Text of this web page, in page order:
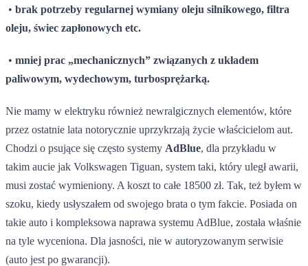
• brak potrzeby regularnej wymiany oleju silnikowego, filtra
oleju, świec zapłonowych etc.
• mniej prac „mechanicznych” związanych z układem
paliwowym, wydechowym, turbosprężarką.
Nie mamy w elektryku również newralgicznych elementów, które
przez ostatnie lata notorycznie uprzykrzają życie właścicielom aut.
Chodzi o psujące się często systemy AdBlue, dla przykładu w
takim aucie jak Volkswagen Tiguan, system taki, który uległ awarii,
musi zostać wymieniony. A koszt to całe 18500 zł. Tak, też byłem w
szoku, kiedy usłyszałem od swojego brata o tym fakcie. Posiada on
takie auto i kompleksowa naprawa systemu AdBlue, została właśnie
na tyle wyceniona. Dla jasności, nie w autoryzowanym serwisie
(auto jest po gwarancji).